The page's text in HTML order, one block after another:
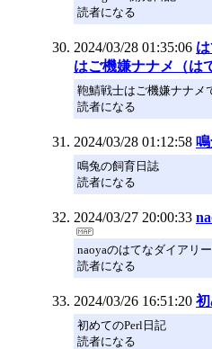
読者になる
2024/03/28 01:35:06
はご機嫌ナナメ（は
鞄鯖戦士はご機嫌ナナメ
読者になる
2024/03/28 01:12:58
鳴兔の飼育日誌
読者になる
2024/03/27 20:00:33
naoyaのはてなダイアリー
読者になる
2024/03/26 16:51:20
初めてのPerl日記
読者になる